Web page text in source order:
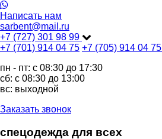
Написать нам
sarbent@mail.ru
+7 (727) 301 98 99
+7 (701) 914 04 75 +7 (705) 914 04 75
пн - пт: c 08:30 до 17:30
сб: c 08:30 до 13:00
вс: выходной
Заказать звонок
спецодежда для всех